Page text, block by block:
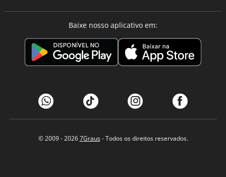
Baixe nosso aplicativo em:
© 2009 - 20267Graus- Todos os direitos reservados.